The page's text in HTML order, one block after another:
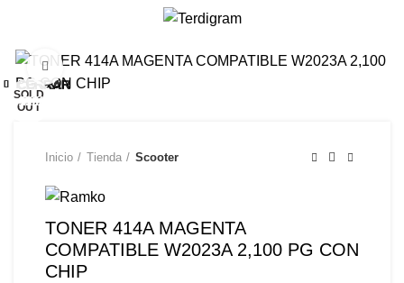
Click to enlarge
Inicio Tienda Scooter
TONER 414A MAGENTA
COMPATIBLE W2023A 2,100 PG CON
CHIP
-15%
CERRAR
-15%
CERRAR
-15%
CERRAR
-22%
CERRAR
-20%
CERRAR
-17%
CERRAR
SOLD
OUT
CERRAR
-7%
CERRAR
-41%
CERRAR
-19%
CERRAR
-7%
CERRAR